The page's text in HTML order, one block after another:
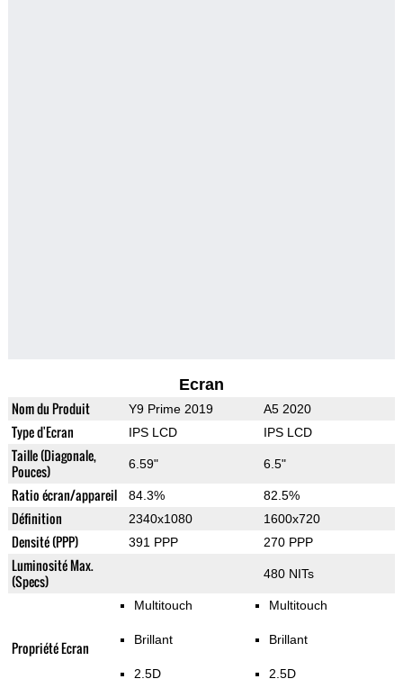
Ecran
Nom du Produit Y9 Prime 2019 A5 2020
Type d'Ecran IPS LCD IPS LCD
Taille (Diagonale,
Pouces)
6.59" 6.5"
Ratio écran/appareil 84.3% 82.5%
Définition 2340x1080 1600x720
Densité (PPP) 391 PPP 270 PPP
Luminosité Max.
(Specs)
480 NITs
Propriété Ecran
Multitouch
Brillant
2.5D
Multitouch
Brillant
2.5D